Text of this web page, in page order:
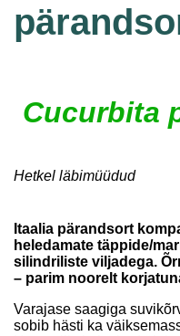
Cucurbita
Hetkel läbimüüdud
Itaalia pärandsort
heledamate täppide/
silindriliste viljadega.
– parim noorelt
Varajase saagiga
sobib hästi ka